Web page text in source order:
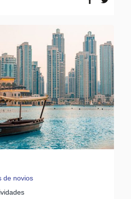
de novios